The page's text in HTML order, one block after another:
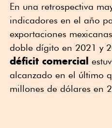
En una retrospectiva
indicadores en el año
exportaciones
doble dígito en 2021 y
déficit comercial
alcanzado en el último
millones de dólares en